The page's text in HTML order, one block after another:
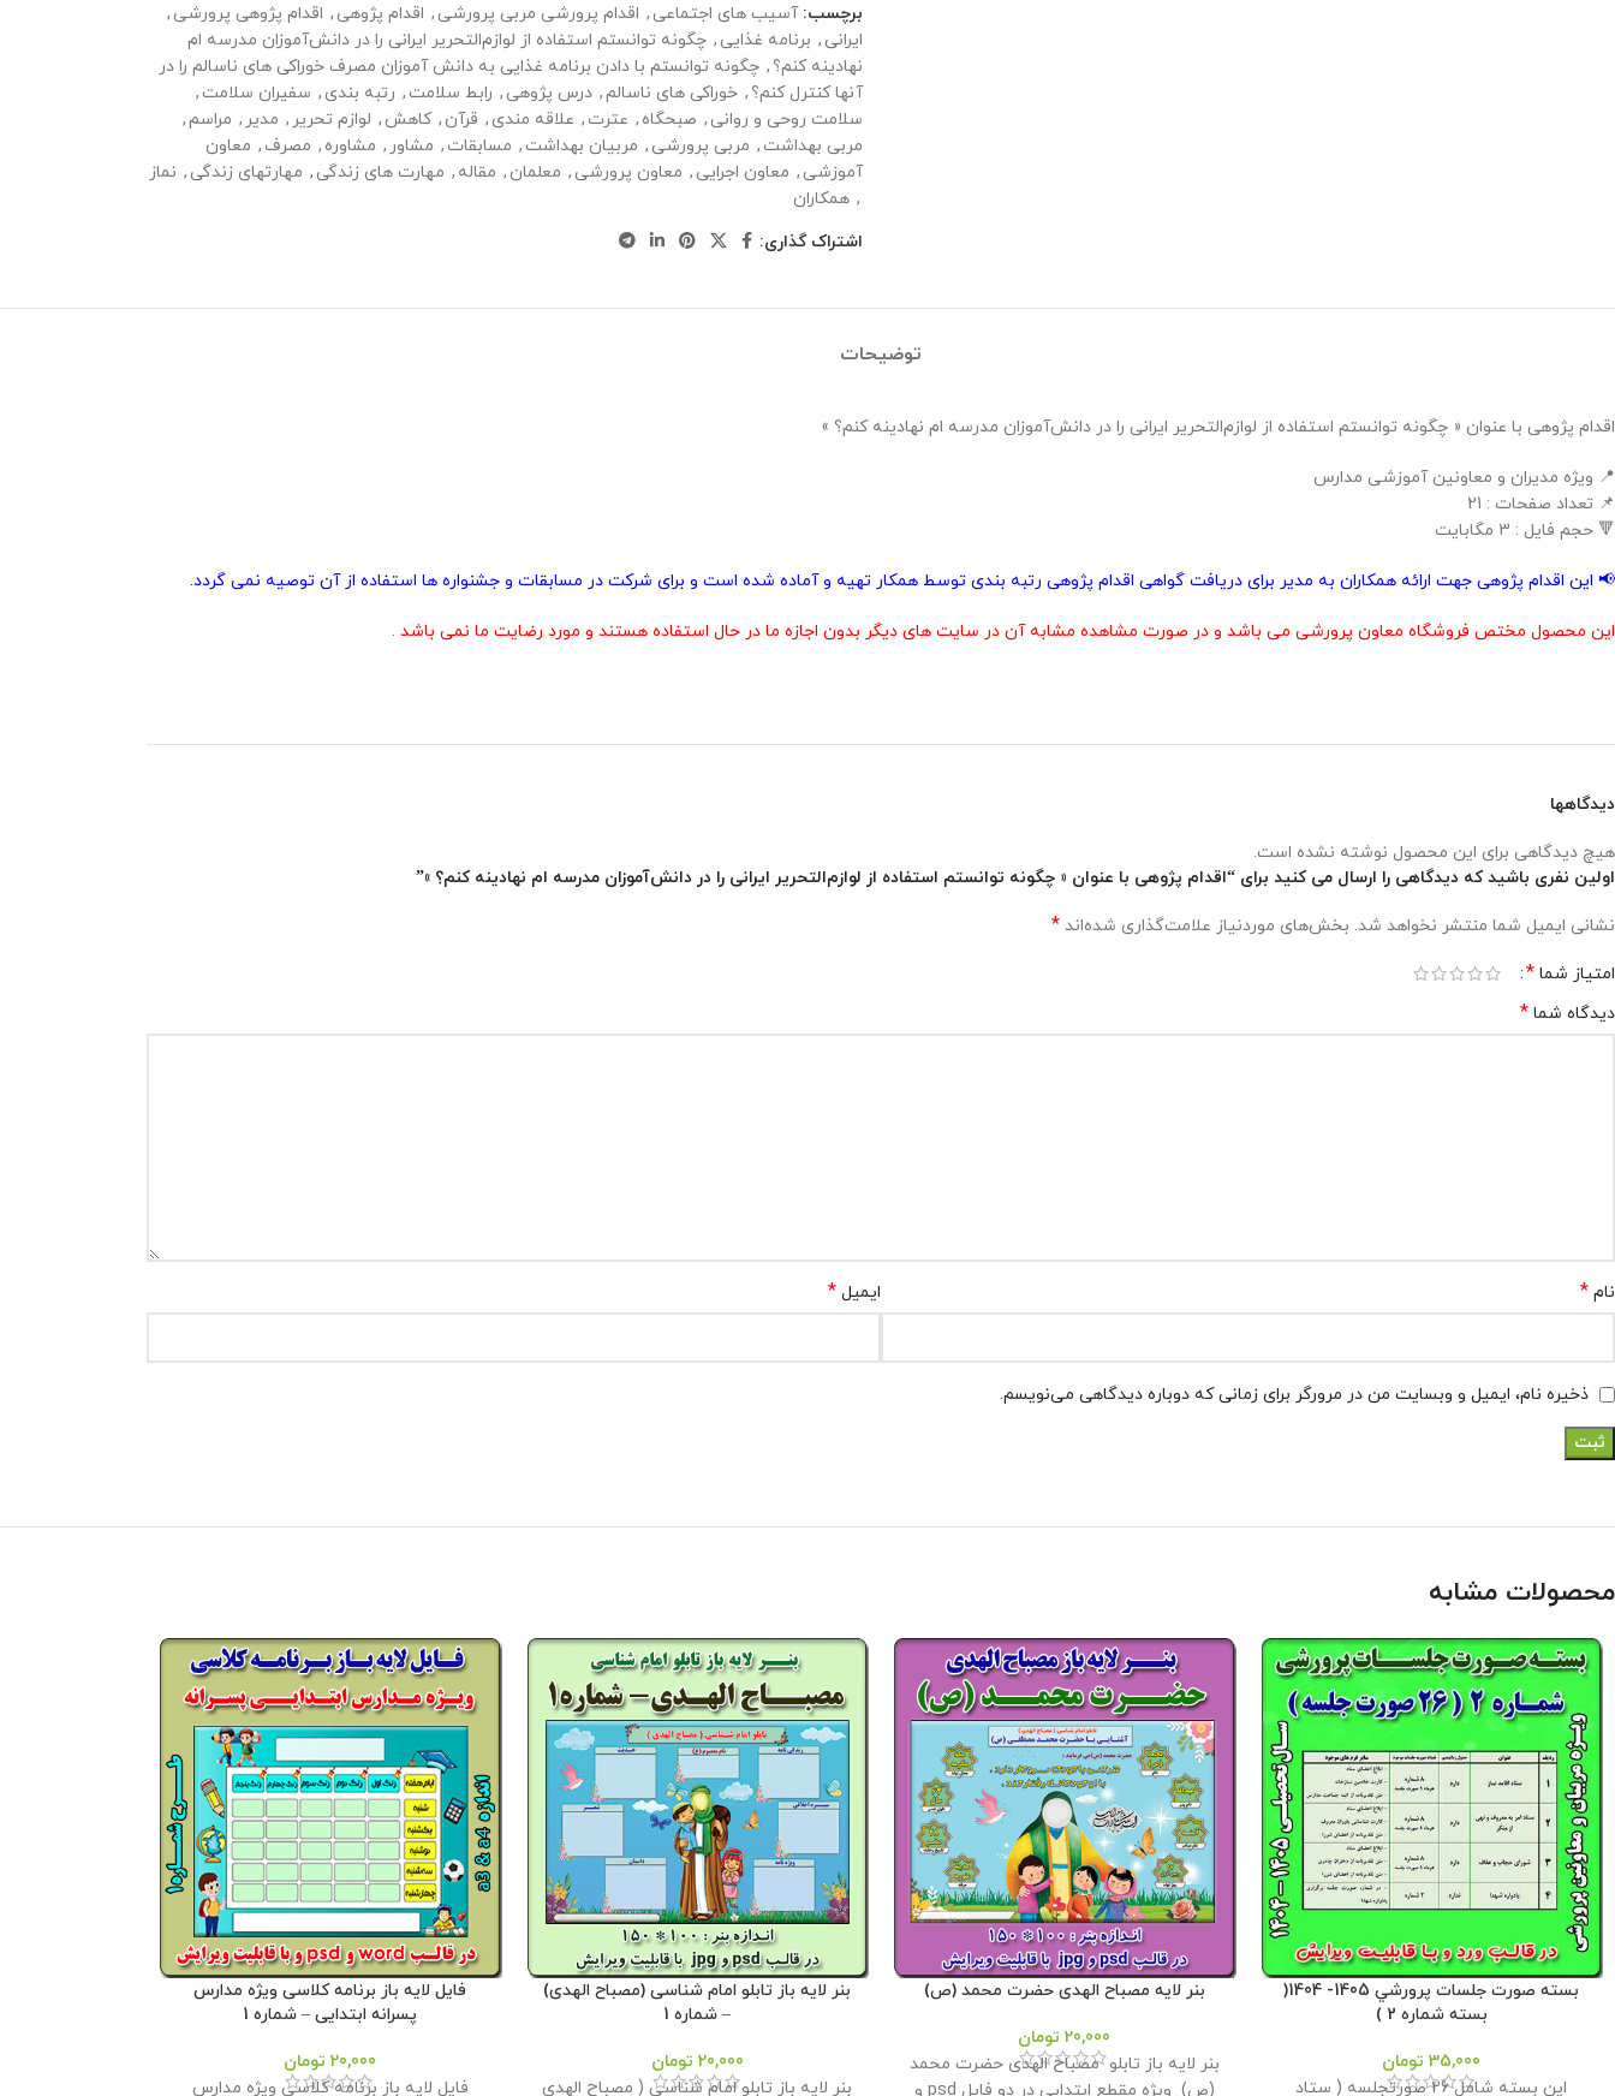
برچسب: آسیب های اجتماعی , اقدام پرورشی مربی پرورشی , اقدام پژوهی , اقدام پژوهی پرورشی ,
ایرانی , برنامه غذایی , چگونه توانستم استفاده از لوازم‌التحریر ایرانی را در دانش‌آموزان مدرسه‌ ام
نهادینه کنم؟ , چگونه توانستم با دادن برنامه غذایی به دانش آموزان مصرف خوراکی های ناسالم را در
آنها کنترل کنم؟ , خوراکی های ناسالم, درس پژوهی , رابط سلامت , رتبه بندی , سفیران سلامت ,
سلامت روحی و روانی , صبحگاه , عترت , علاقه مندی , قرآن , کاهش , لوازم تحریر , مدیر , مراسم,
مربی بهداشت , مربی پرورشی , مربیان بهداشت , مسابقات , مشاور , مشاوره , مصرف , معاون
آموزشی , معاون اجرایی , معاون پرورشی , معلمان , مقاله , مهارت های زندگی , مهارتهای زندگی , نماز
, همکاران
اشتراک گذاری:
توضیحات
اقدام پژوهی با عنوان « چگونه توانستم استفاده از لوازم‌التحریر ایرانی را در دانش‌آموزان مدرسه‌ ام نهادینه کنم؟ »
📍 ویژه مدیران و معاونین آموزشی مدارس
📌 تعداد صفحات : 21
🔻 حجم فایل : 3 مگابایت
📢 این اقدام پژوهی جهت ارائه همکاران به مدیر برای دریافت گواهی اقدام پژوهی رتبه بندی توسط همکار تهیه و آماده شده است و برای شرکت در مسابقات و جشنواره ها استفاده از آن توصیه نمی گردد.
این محصول مختص فروشگاه معاون پرورشی می باشد و در صورت مشاهده مشابه آن در سایت های دیگر بدون اجازه ما در حال استفاده هستند و مورد رضایت ما نمی باشد .
دیدگاهها
هیچ دیدگاهی برای این محصول نوشته نشده است.
اولین نفری باشید که دیدگاهی را ارسال می کنید برای “اقدام پژوهی با عنوان « چگونه توانستم استفاده از لوازم‌التحریر ایرانی را در دانش‌آموزان مدرسه‌ ام نهادینه کنم؟ »”
نشانی ایمیل شما منتشر نخواهد شد. بخش‌های موردنیاز علامت‌گذاری شده‌اند *
امتیاز شما *
دیدگاه شما *
نام * ایمیل *
ذخیره نام، ایمیل و وبسایت من در مرورگر برای زمانی که دوباره دیدگاهی می‌نویسم.
محصولات مشابه
بسته صورت جلسات پرورشي 1405- 1404(
بسته شماره 2 )
35,000 تومان
این بسته شامل 26 صورتجلسه ( ستاد
بنر لایه مصباح الهدی حضرت محمد (ص)
20,000 تومان
بنر لایه باز تابلو مصباح الهدی حضرت محمد
(ص) ویژه مقطع ابتدایی در دو فایل psd و
بنر لایه باز تابلو امام شناسی (مصباح الهدی)
– شماره 1
20,000 تومان
بنر لایه باز تابلو امام شناسی ( مصباح الهدی
فایل لایه باز برنامه کلاسی ویژه مدارس
پسرانه ابتدایی – شماره 1
20,000 تومان
فایل لایه باز برنامه کلاسی ویژه مدارس